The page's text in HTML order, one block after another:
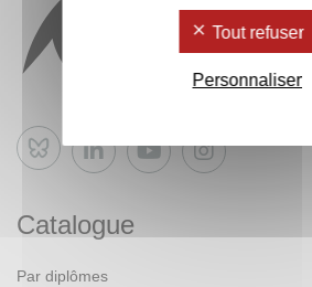
Bluesky
Catalogue
Par diplômes
Tout refuser
Personnaliser